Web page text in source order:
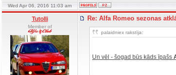
Wed Apr 06, 2016 11:03 am
Tutolli
Member of
Re: Alfa Romeo sezonas
palaidniex rakstīja:
Un vēl - šogad būs kāds īpašs